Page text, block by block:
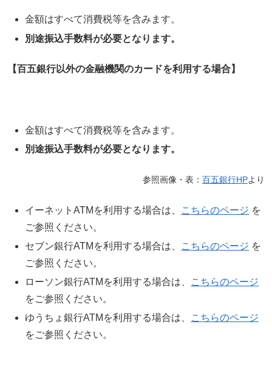
金額はすべて消費税等を含みます。
別途振込手数料が必要となります。
【百五銀行以外の金融機関のカードを利用する場合】
金額はすべて消費税等を含みます。
別途振込手数料が必要となります。
参照画像・表： 百五銀行HPより
イーネットATMを利用する場合は、 こちらのページ を
ご参照ください。
セブン銀行ATMを利用する場合は、
こちらのページ を
ご参照ください。
ローソン銀行ATMを利用する場合は、
こちらのページ
をご参照ください。
ゆうちょ銀行ATMを利用する場合は、
こちらのページ
をご参照ください。